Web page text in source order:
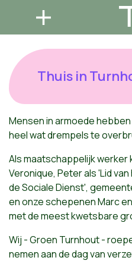
Thuis in
Mensen in armoede
heel wat drempels te
Als maatschappelijk
Veronique, Peter als 'Lid
de Sociale Dienst',
en onze schepenen Marc
met de meest kwetsbare
Wij - Groen Turnhout -
nemen aan de dag van